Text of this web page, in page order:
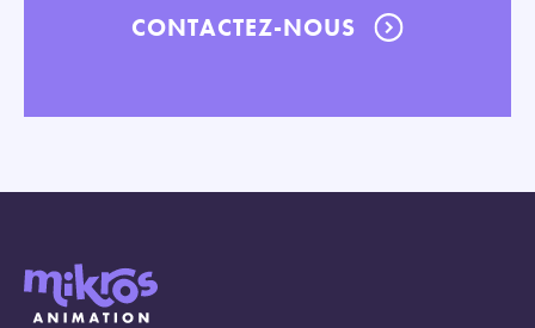
CONTACTEZ-NOUS